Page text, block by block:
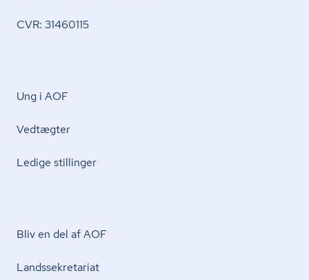
CVR: 31460115
Ung i AOF
Vedtægter
Ledige stillinger
Bliv en del af AOF
Lands­se­kre­ta­ri­at